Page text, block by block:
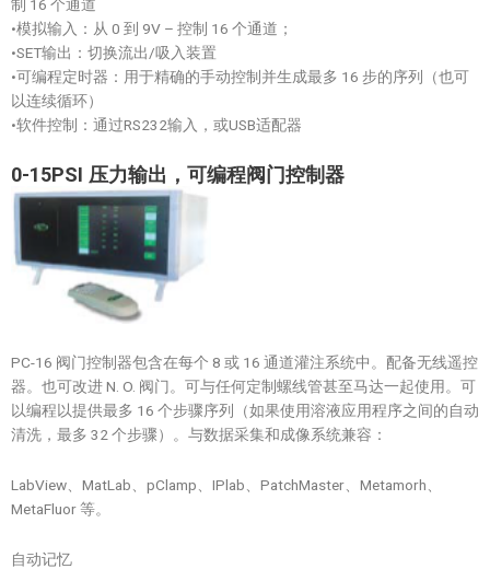
制 16 个通道
•模拟输入：从 0 到 9V – 控制 16 个通道；
•SET输出：切换流出/吸入装置
•可编程定时器：用于精确的手动控制并生成最多 16 步的序列（也可
以连续循环）
•软件控制：通过RS232输入，或USB适配器
0-15PSI 压力输出，可编程阀门控制器
PC-16 阀门控制器包含在每个 8 或 16 通道灌注系统中。配备无线遥控
器。也可改进 N. O. 阀门。可与任何定制螺线管甚至马达一起使用。可
以编程以提供最多 16 个步骤序列（如果使用溶液应用程序之间的自动
清洗，最多 32 个步骤）。与数据采集和成像系统兼容：
LabView、MatLab、pClamp、IPlab、PatchMaster、Metamorh、
MetaFluor 等。
自动记忆